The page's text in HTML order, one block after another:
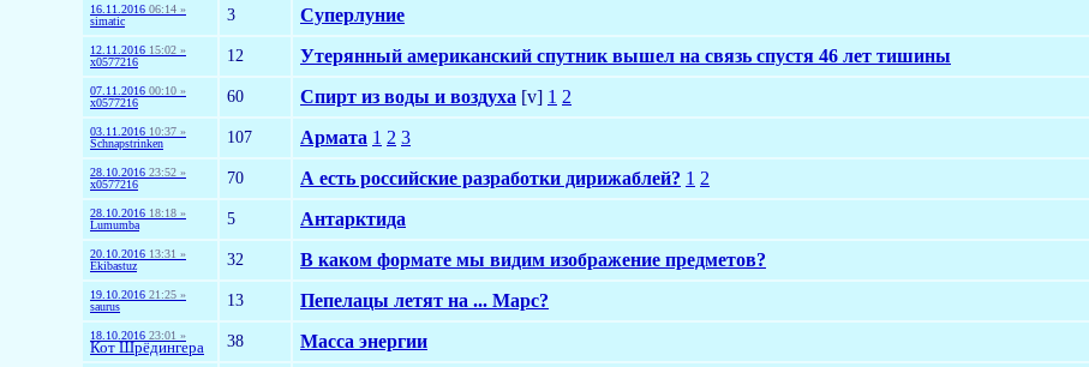
16.11.2016 06:14 »
simatic
3 Суперлуние
12.11.2016 15:02 »
x0577216
12 Утерянный американский спутник вышел на связь спустя 46 лет тишины
07.11.2016 00:10 »
x0577216
60 Спирт из воды и воздуха [v] 1 2
03.11.2016 10:37 »
Schnapstrinken
107 Армата 1 2 3
28.10.2016 23:52 »
x0577216
70 А есть российские разработки дирижаблей? 1 2
28.10.2016 18:18 »
Lumumba
5 Антарктида
20.10.2016 13:31 »
Ekibastuz
32 В каком формате мы видим изображение предметов?
19.10.2016 21:25 »
saurus
13 Пепелацы летят на ... Марс?
18.10.2016 23:01 »
Кот Шрёдингера 38 Масса энергии